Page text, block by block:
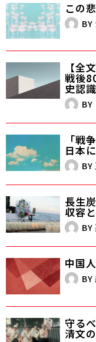
この
BY
【全
戦後
史認識
BY
「戦
日本
BY
長生
収容
BY
中国
BY
守る
清文